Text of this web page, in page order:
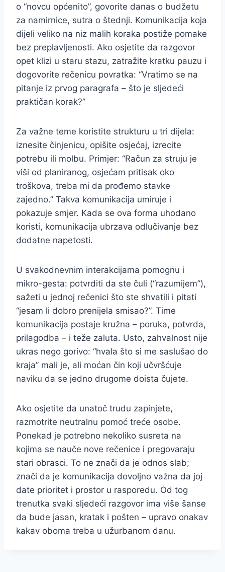
o “novcu općenito”, govorite danas o budžetu
za namirnice, sutra o štednji. Komunikacija koja
dijeli veliko na niz malih koraka postiže pomake
bez preplavljenosti. Ako osjetite da razgovor
opet klizi u staru stazu, zatražite kratku pauzu i
dogovorite rečenicu povratka: “Vratimo se na
pitanje iz prvog paragrafa – što je sljedeći
praktičan korak?”
Za važne teme koristite strukturu u tri dijela:
iznesite činjenicu, opišite osjećaj, izrecite
potrebu ili molbu. Primjer: “Račun za struju je
viši od planiranog, osjećam pritisak oko
troškova, treba mi da prođemo stavke
zajedno.” Takva komunikacija umiruje i
pokazuje smjer. Kada se ova forma uhodano
koristi, komunikacija ubrzava odlučivanje bez
dodatne napetosti.
U svakodnevnim interakcijama pomognu i
mikro-gesta: potvrditi da ste čuli (“razumijem”),
sažeti u jednoj rečenici što ste shvatili i pitati
“jesam li dobro prenijela smisao?”. Time
komunikacija postaje kružna – poruka, potvrda,
prilagodba – i teže zaluta. Usto, zahvalnost nije
ukras nego gorivo: “hvala što si me saslušao do
kraja” mali je, ali moćan čin koji učvršćuje
naviku da se jedno drugome doista čujete.
Ako osjetite da unatoč trudu zapinjete,
razmotrite neutralnu pomoć treće osobe.
Ponekad je potrebno nekoliko susreta na
kojima se nauče nove rečenice i pregovaraju
stari obrasci. To ne znači da je odnos slab;
znači da je komunikacija dovoljno važna da joj
date prioritet i prostor u rasporedu. Od tog
trenutka svaki sljedeći razgovor ima više šanse
da bude jasan, kratak i pošten – upravo onakav
kakav oboma treba u užurbanom danu.